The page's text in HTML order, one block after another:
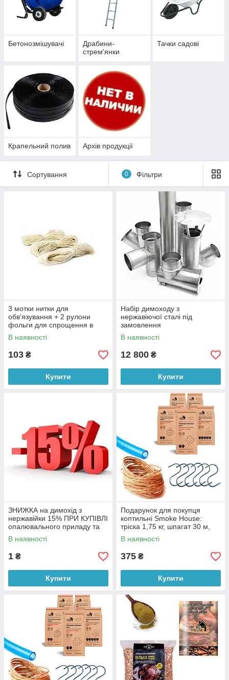
Бетонозмішувачі
Драбини-
стрем'янки
Тачки садові
Крапельний полив Архів продукції
Сортування 0 Фільтри
3 мотки нитки для
обв'язування + 2 рулони
фольги для спрощення в
піддон
В наявності
103 ₴
Купити
Набір димоходу з
нержавіючої сталі під
замовлення
В наявності
12 800 ₴
Купити
ЗНИЖКА на димохід з
нержавійки 15% ПРИ КУПІВЛІ
опалювального приладу та
безкоштовна доставка на
ЧОРНІ ТРУБИ
В наявності
1 ₴
Купити
Подарунок для покупця
коптильні Smoke House:
тріска 1,75 кг, шпагат 30 м,
книга рецептів.
В наявності
375 ₴
Купити